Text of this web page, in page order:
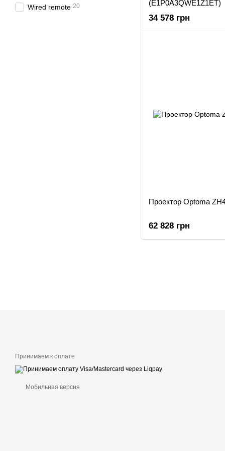
(E1P0A3QWE1Z1ET)
34 578 грн
Проектор Optoma
62 828 грн
Wired remote 20
Принимаем к оплате
Мобильная версия